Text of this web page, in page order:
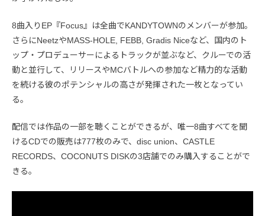
8曲入りEP『Focus』は全曲でKANDYTOWNのメンバーが参加。
さらにNeetzやMASS-HOLE, FEBB, Gradis Niceなど、国内のト
ップ・プロデューサーによるトラックが並ぶなど、クルーでの活
動と並行して、リリースやMCバトルへの参加など精力的な活動
を続ける彼のポテンシャルの高さが発揮された一枚となってい
る。
配信では作品の一部を聴くことができるが、唯一8曲すべてを聞
けるCDでの販売は777枚のみで、disc union、CASTLE
RECORDS、COCONUTS DISKの3店舗でのみ購入することがで
きる。